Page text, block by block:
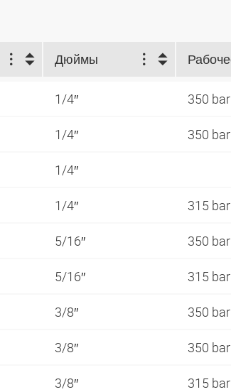
Дюймы
1/4″ 350 bar
1/4″ 350 bar
1/4″
1/4″ 315 bar
5/16″ 350 bar
5/16″ 315 bar
3/8″ 350 bar
3/8″ 350 bar
3/8″ 315 bar